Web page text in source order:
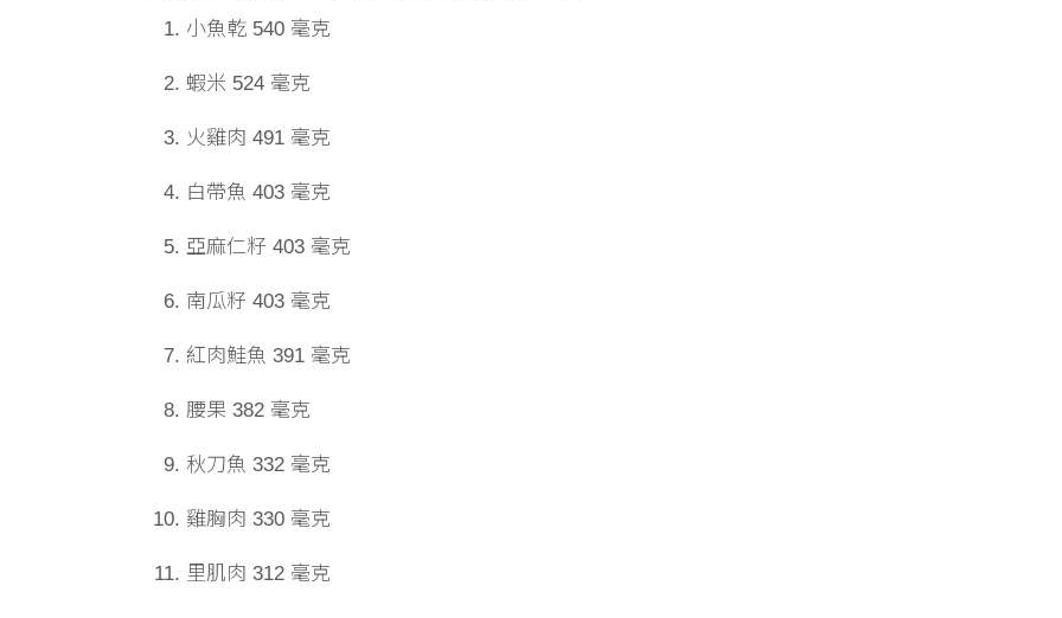
小魚乾 540 毫克
蝦米 524 毫克
火雞肉 491 毫克
白帶魚 403 毫克
亞麻仁籽 403 毫克
南瓜籽 403 毫克
紅肉鮭魚 391 毫克
腰果 382 毫克
秋刀魚 332 毫克
雞胸肉 330 毫克
里肌肉 312 毫克